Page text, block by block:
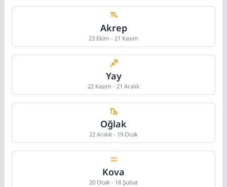
Akrep
23 Ekim - 21 Kasım
Yay
22 Kasım - 21 Aralık
Oğlak
22 Aralık - 19 Ocak
Kova
20 Ocak - 18 Şubat